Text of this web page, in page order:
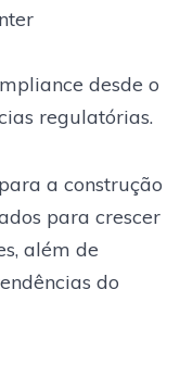
desde o
regulatórias.
a construção
para crescer
além de
do